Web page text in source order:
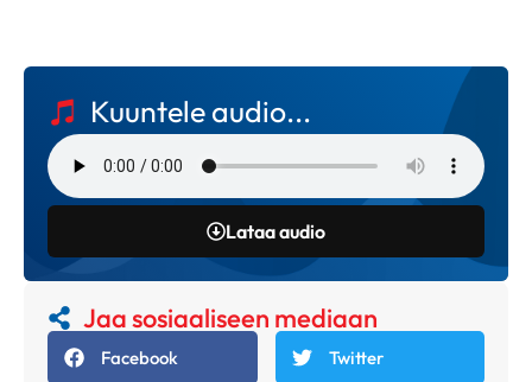
Kuuntele audio...
Lataa audio
Jaa sosiaaliseen mediaan
Facebook Twitter